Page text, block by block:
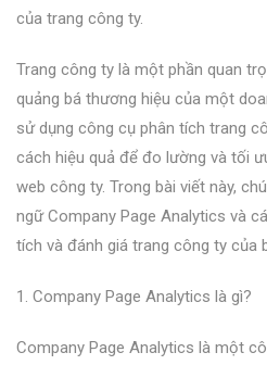
của trang công ty.
Trang công ty là một phần quan
quảng bá thương hiệu của một
sử dụng công cụ phân tích trang
cách hiệu quả để đo lường và tối
web công ty. Trong bài viết này,
ngữ Company Page Analytics và
tích và đánh giá trang công ty của
1. Company Page Analytics là gì?
Company Page Analytics là một